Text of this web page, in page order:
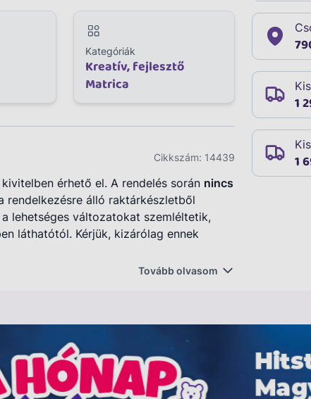
Kategóriák
Kreatív, fejlesztő
Matrica
Cikkszám: 14439
érhető el. A rendelés során nincs
rendelkezésre álló raktárkészletből
a lehetséges változatokat szemléltetik,
láthatótól. Kérjük, kizárólag ennek
vagy akár a szobájuk dekorálásának.
Tovább olvasom
1
1